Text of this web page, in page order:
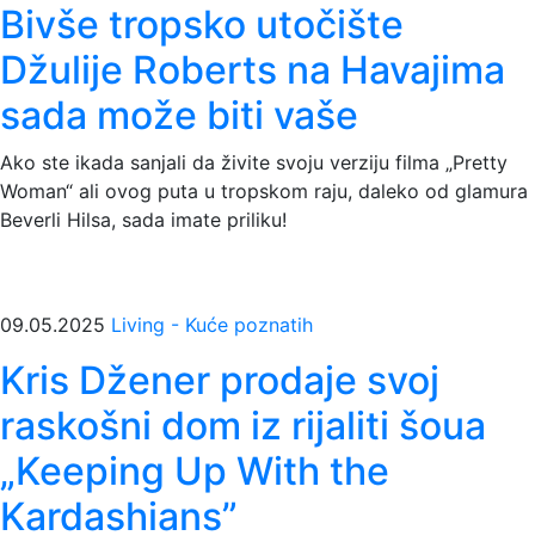
Bivše tropsko utočište
Džulije Roberts na Havajima
sada može biti vaše
Ako ste ikada sanjali da živite svoju verziju filma „Pretty
Woman“ ali ovog puta u tropskom raju, daleko od glamura
Beverli Hilsa, sada imate priliku!
09.05.2025 Living - Kuće poznatih
Kris Džener prodaje svoj
raskošni dom iz rijaliti šoua
„Keeping Up With the
Kardashians”